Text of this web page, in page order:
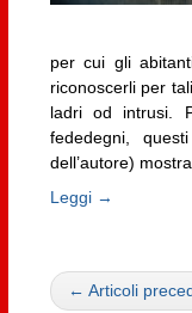
per cui gli
riconoscerli per
ladri od intrusi.
fededegni,
dell’autore)
Leggi →
← Articoli